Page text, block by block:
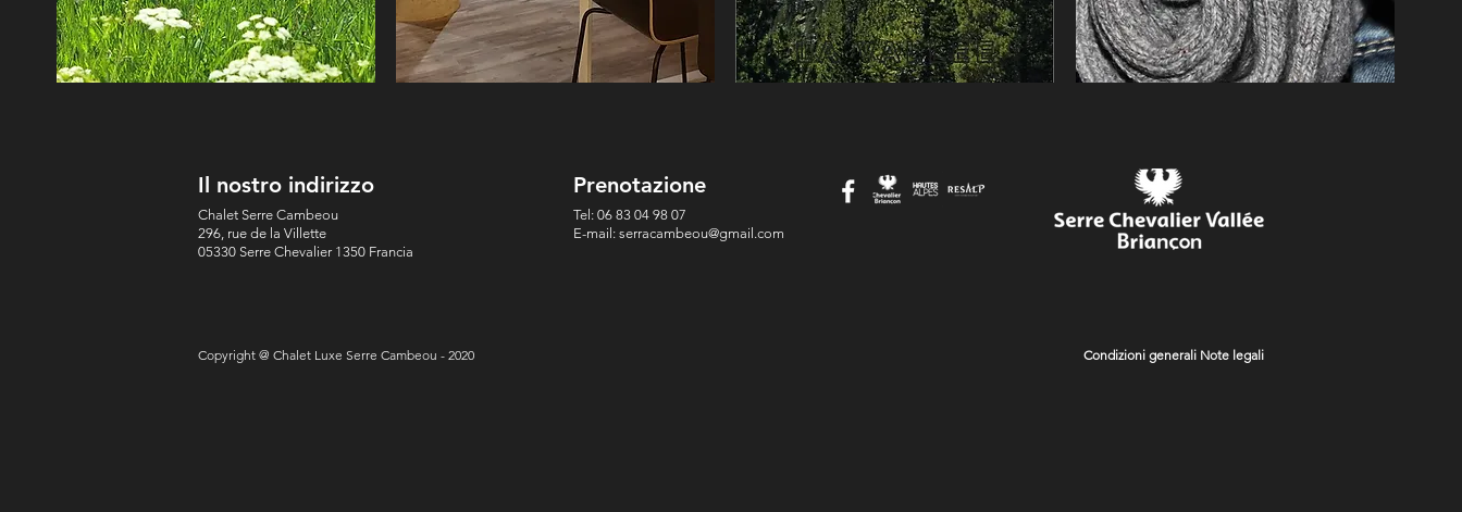
Il nostro indirizzo
Chalet Serre Cambeou
296, rue de la Villette
05330 Serre Chevalier 1350 Francia
Prenotazione
Tel: 06 83 04 98 07
E-mail: serracambeou@gmail.com
Copyright @ Chalet Luxe Serre Cambeou - 2020 Condizioni generali Note legali